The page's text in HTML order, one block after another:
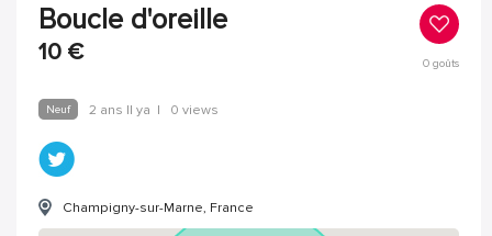
Boucle d'oreille
10 € 0goûts
Neuf 2 ans Il ya | 0 views
Champigny-sur-Marne, France